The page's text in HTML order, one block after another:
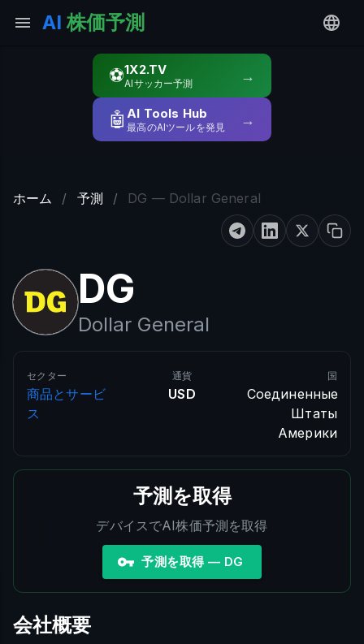
AI 株価予測
⚽1X2.TV
AIサッカー予測 →
🤖AI Tools Hub
最高のAIツールを発見 →
ホーム / 予測 / DG — Dollar General
DG
Dollar General
セクター
商品とサービ
ス
通貨
USD
国
Соединенные
Штаты
Америки
予測を取得
デバイスでAI株価予測を取得
予測を取得 — DG
会社概要